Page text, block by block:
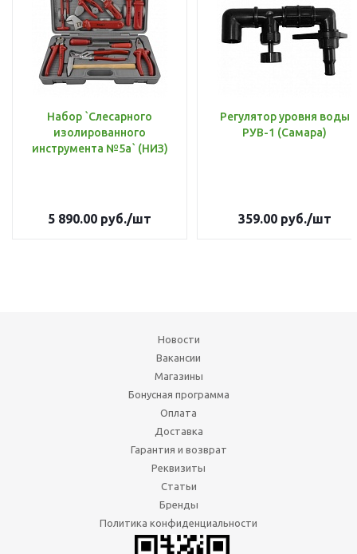
Набор `Слесарного
изолированного
инструмента №5а` (НИЗ)
5 890.00 руб./шт
Регулятор уровня воды
РУВ-1 (Самара)
359.00руб./шт
Новости
Вакансии
Магазины
Бонусная программа
Оплата
Доставка
Гарантия и возврат
Реквизиты
Статьи
Бренды
Политика конфиденциальности